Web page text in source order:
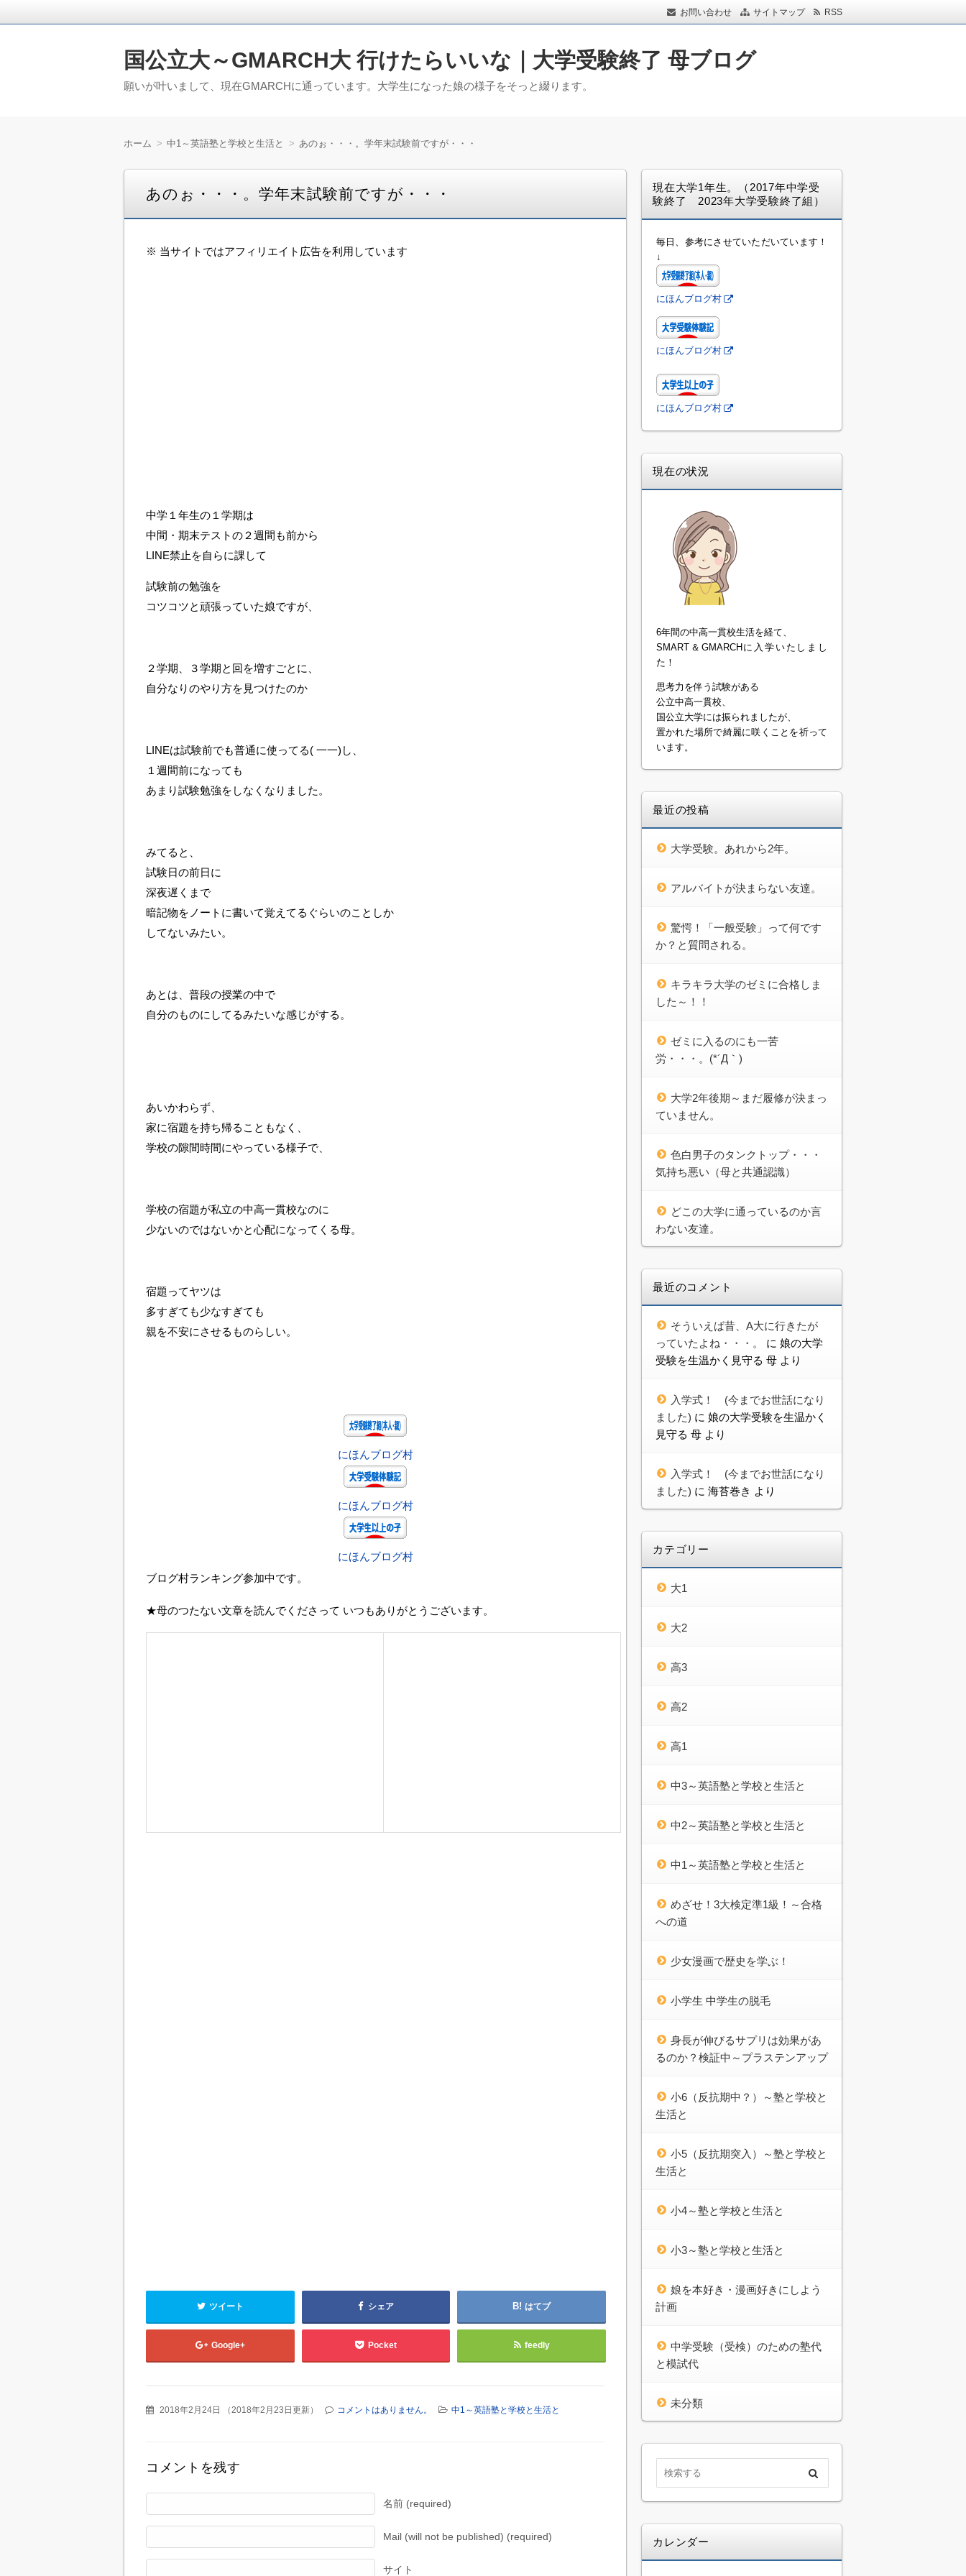
お問い合わせ サイトマップ RSS
国公立大～GMARCH大 行けたらいいな｜大学受験終了 母ブログ
願いが叶いまして、現在GMARCHに通っています。大学生になった娘の様子をそっと綴ります。
ホーム 中1～英語塾と学校と生活と あのぉ・・・。学年末試験前ですが・・・
あのぉ・・・。学年末試験前ですが・・・
※ 当サイトではアフィリエイト広告を利用しています
中学１年生の１学期は
中間・期末テストの２週間も前から
LINE禁止を自らに課して
試験前の勉強を
コツコツと頑張っていた娘ですが、
２学期、３学期と回を増すごとに、
自分なりのやり方を見つけたのか
LINEは試験前でも普通に使ってる( 一一)し、
１週間前になっても
あまり試験勉強をしなくなりました。
みてると、
試験日の前日に
深夜遅くまで
暗記物をノートに書いて覚えてるぐらいのことしか
してないみたい。
あとは、普段の授業の中で
自分のものにしてるみたいな感じがする。
あいかわらず、
家に宿題を持ち帰ることもなく、
学校の隙間時間にやっている様子で、
学校の宿題が私立の中高一貫校なのに
少ないのではないかと心配になってくる母。
宿題ってヤツは
多すぎても少なすぎても
親を不安にさせるものらしい。
にほんブログ村
にほんブログ村
にほんブログ村
ブログ村ランキング参加中です。
★母のつたない文章を読んでくださって いつもありがとうございます。
ツイート シェア はてブ
Google+ Pocket feedly
2018年2月24日 （2018年2月23日更新） コメントはありません。 中1～英語塾と学校と生活と
コメントを残す
名前 (required)
Mail (will not be published) (required)
サイト
現在大学1年生。（2017年中学受
験終了 2023年大学受験終了組）
毎日、参考にさせていただいています！
↓
にほんブログ村
にほんブログ村
にほんブログ村
現在の状況
6年間の中高一貫校生活を経て、
SMART＆GMARCHに入学いたしまし
た！
思考力を伴う試験がある
公立中高一貫校、
国公立大学には振られましたが、
置かれた場所で綺麗に咲くことを祈って
います。
最近の投稿
大学受験。あれから2年。
アルバイトが決まらない友達。
驚愕！「一般受験」って何です
か？と質問される。
キラキラ大学のゼミに合格しま
した～！！
ゼミに入るのにも一苦
労・・・。(*´Д｀)
大学2年後期～まだ履修が決まっ
ていません。
色白男子のタンクトップ・・・
気持ち悪い（母と共通認識）
どこの大学に通っているのか言
わない友達。
最近のコメント
そういえば昔、A大に行きたが
っていたよね・・・。
に 娘の大学
受験を生温かく見守る 母 より
入学式！ (今までお世話になり
ました) に 娘の大学受験を生温かく
見守る 母 より
入学式！ (今までお世話になり
ました) に 海苔巻き より
カテゴリー
大1
大2
高3
高2
高1
中3～英語塾と学校と生活と
中2～英語塾と学校と生活と
中1～英語塾と学校と生活と
めざせ！3大検定準1級！～合格
への道
少女漫画で歴史を学ぶ！
小学生 中学生の脱毛
身長が伸びるサプリは効果があ
るのか？検証中～プラステンアップ
小6（反抗期中？）～塾と学校と
生活と
小5（反抗期突入）～塾と学校と
生活と
小4～塾と学校と生活と
小3～塾と学校と生活と
娘を本好き・漫画好きにしよう
計画
中学受験（受検）のための塾代
と模試代
未分類
カレンダー